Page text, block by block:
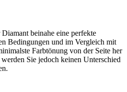
beinahe eine perfekte
Bedingungen und im Vergleich mit
Farbtönung von der Seite her
Sie jedoch keinen Unterschied